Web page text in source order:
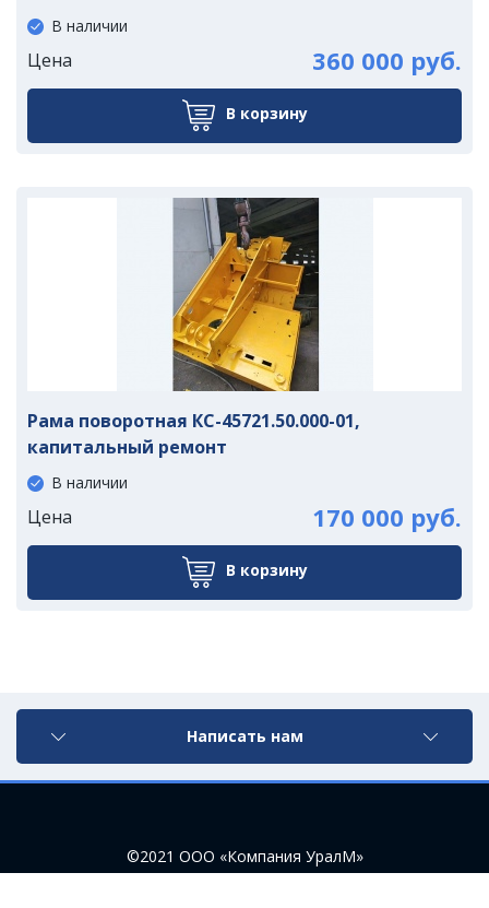
В наличии
Цена 360 000 руб.
В корзину
Рама поворотная КС-45721.50.000-01,
капитальный ремонт
В наличии
Цена 170 000 руб.
В корзину
Написать нам
©2021 ООО «Компания УралМ»